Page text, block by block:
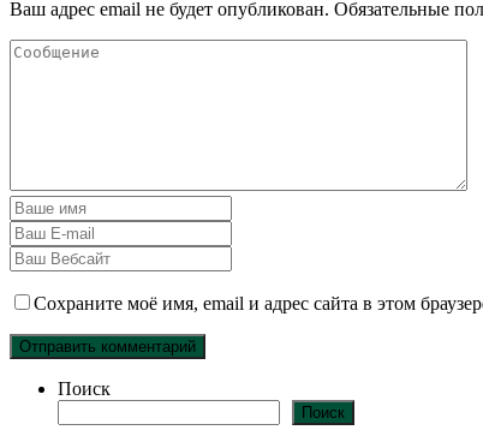
Ваш адрес email не будет опубликован. Обязательные
Сохраните моё имя, email и адрес сайта в этом
Поиск
Поиск